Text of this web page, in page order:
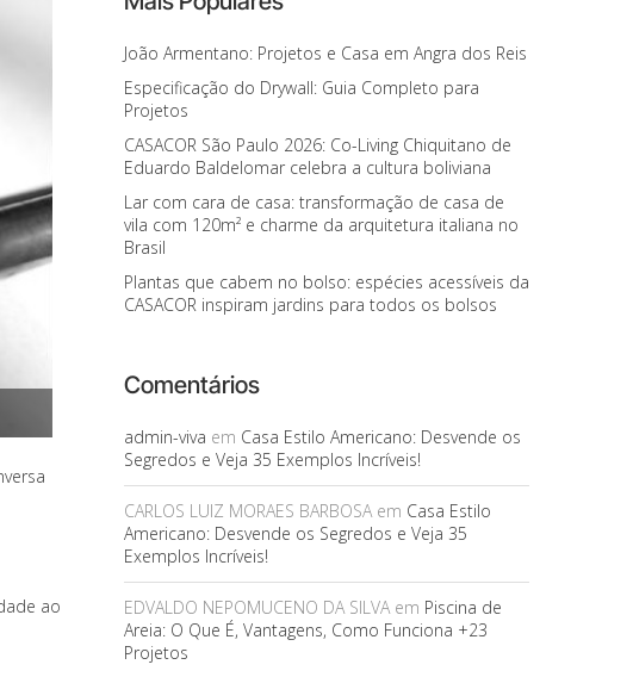
ao
João Armentano: Projetos e Casa em Angra dos Reis
Especificação do Drywall: Guia Completo para
Projetos
CASACOR São Paulo 2026: Co-Living Chiquitano de
Eduardo Baldelomar celebra a cultura boliviana
Lar com cara de casa: transformação de casa de
vila com 120m² e charme da arquitetura italiana no
Brasil
Plantas que cabem no bolso: espécies acessíveis da
CASACOR inspiram jardins para todos os bolsos
Comentários
admin-viva em Casa Estilo Americano: Desvende os
Segredos e Veja 35 Exemplos Incríveis!
CARLOS LUIZ MORAES BARBOSAem Casa Estilo
Americano: Desvende os Segredos e Veja 35
Exemplos Incríveis!
EDVALDO NEPOMUCENO DA SILVAem Piscina de
Areia: O Que É, Vantagens, Como Funciona +23
Projetos